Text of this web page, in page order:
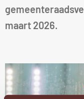
maart 2026.